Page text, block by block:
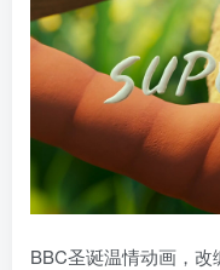
BBC圣诞温情动画，改